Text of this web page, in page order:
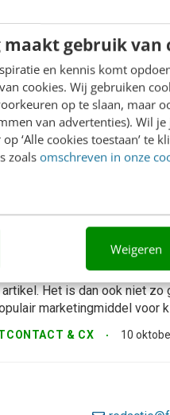
gebruik van
en kennis komt
cookies. Wij gebruiken
op te slaan, maar
van advertenties). Wil
op ‘Alle cookies toestaan’ te
zoals omschreven in onze
Weigeren
voor dé
praktische checklist voor
willen opzetten.
mail als middel? Goede
of...
7 november 2019
moet een
[4 essentiële
sparen. Nederlanders
Het is dan ook niet zo
marketingmiddel voor
& CX 10